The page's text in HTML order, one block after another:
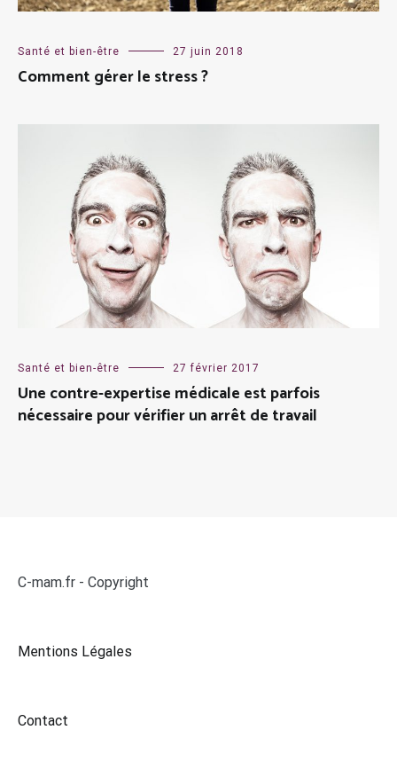
Santé et bien-être 27 juin 2018
Comment gérer le stress ?
Santé et bien-être 27 février 2017
Une contre-expertise médicale est parfois
nécessaire pour vérifier un arrêt de travail
C-mam.fr - Copyright
Mentions Légales
Contact